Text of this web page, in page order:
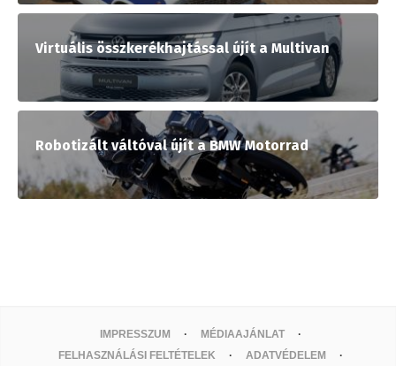
Virtuális összkerékhajtással újít a Multivan
Robotizált váltóval újít a BMW Motorrad
IMPRESSZUM
MÉDIAAJÁNLAT
FELHASZNÁLÁSI FELTÉTELEK
ADATVÉDELEM